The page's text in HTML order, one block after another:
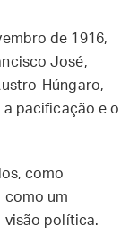
de 1916,
José,
Húngaro,
pacificação e o
como
como um
visão política.